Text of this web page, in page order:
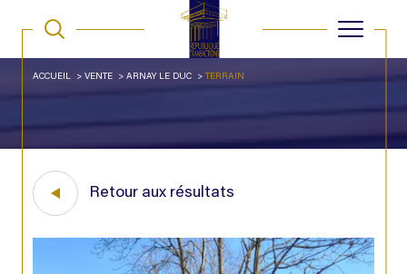
ACCUEIL VENTE ARNAY LE DUC TERRAIN
Retour aux résultats